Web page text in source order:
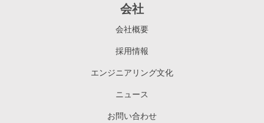
会社
会社概要
採用情報
エンジニアリング文化
ニュース
お問い合わせ